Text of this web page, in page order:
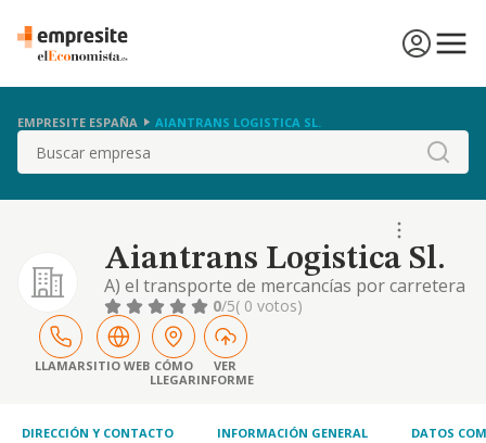
EMPRESITE ESPAÑA AIANTRANS LOGISTICA SL.
Buscar
Aiantrans Logistica Sl.
A) el transporte de mercancías por carretera
(cnae 4941). b) las actividades anexas al
transporte terrestre (cnae 5221). c) la
compra, venta, el alquiler, la reparación, el
mantenimiento, la exportación y la
importación de toda clase de vehículos,
accesorios y pi.
0/5( 0 votos)
LLAMARSITIO WEB CÓMO
LLEGAR
VER
INFORME
DIRECCIÓN Y CONTACTO INFORMACIÓN GENERAL DATOS